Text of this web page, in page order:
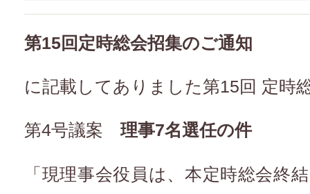
第15回定時総会招集のご通知
に記載してありました第15回 定
第4号議案 理事7名選任の件
「現理事会役員は、本定時総会終